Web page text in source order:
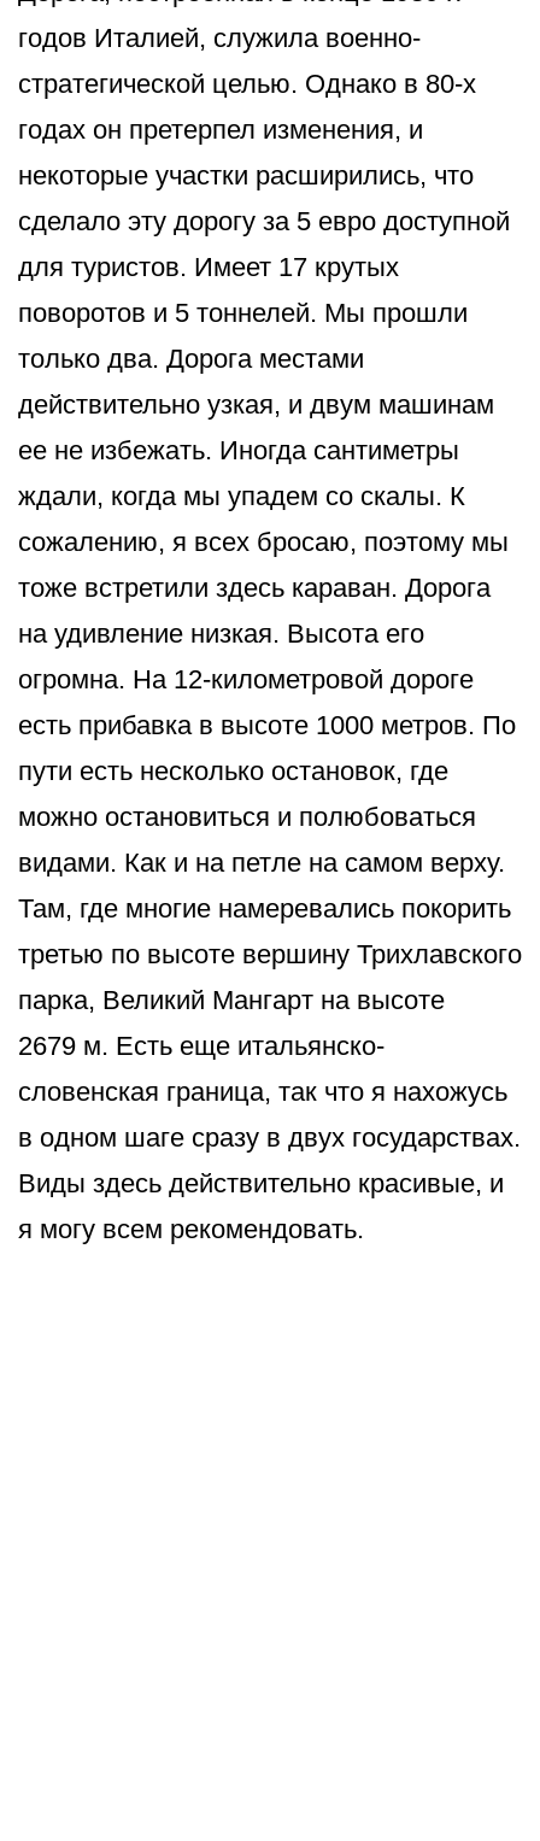
годов Италией, служила военно-
стратегической целью. Однако в 80-х
годах он претерпел изменения, и
некоторые участки расширились, что
сделало эту дорогу за 5 евро доступной
для туристов. Имеет 17 крутых
поворотов и 5 тоннелей. Мы прошли
только два. Дорога местами
действительно узкая, и двум машинам
ее не избежать. Иногда сантиметры
ждали, когда мы упадем со скалы. К
сожалению, я всех бросаю, поэтому мы
тоже встретили здесь караван. Дорога
на удивление низкая. Высота его
огромна. На 12-километровой дороге
есть прибавка в высоте 1000 метров. По
пути есть несколько остановок, где
можно остановиться и полюбоваться
видами. Как и на петле на самом верху.
Там, где многие намеревались покорить
третью по высоте вершину Трихлавского
парка, Великий Мангарт на высоте
2679 м. Есть еще итальянско-
словенская граница, так что я нахожусь
в одном шаге сразу в двух государствах.
Виды здесь действительно красивые, и
я могу всем рекомендовать.